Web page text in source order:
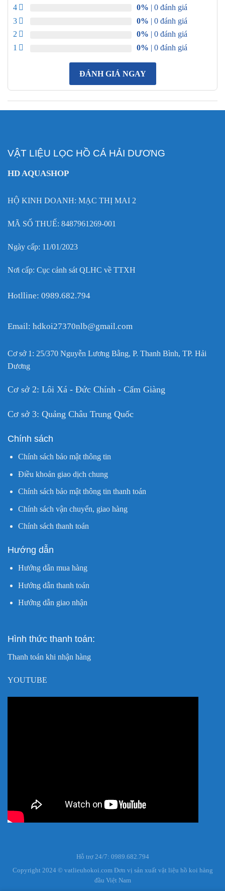
4
0% | 0 đánh giá
3
0% | 0 đánh giá
2
0% | 0 đánh giá
1
0% | 0 đánh giá
ĐÁNH GIÁ NGAY
VẬT LIỆU LỌC HỒ CÁ HẢI DƯƠNG
HD AQUASHOP
HỘ KINH DOANH: MẠC THỊ MAI 2
MÃ SỐ THUẾ: 8487961269-001
Ngày cấp: 11/01/2023
Nơi cấp: Cục cảnh sát QLHC về TTXH
Hotlline: 0989.682.794
Email: hdkoi27370nlb@gmail.com
Cơ sở 1: 25/370 Nguyễn Lương Bằng, P. Thanh Bình, TP. Hải
Dương
Cơ sở 2: Lôi Xá - Đức Chính - Cẩm Giàng
Cơ sở 3: Quảng Châu Trung Quốc
Chính sách
Chính sách bảo mật thông tin
Điều khoản giao dịch chung
Chính sách bảo mật thông tin thanh toán
Chính sách vận chuyển, giao hàng
Chính sách thanh toán
Hướng dẫn
Hướng dẫn mua hàng
Hướng dẫn thanh toán
Hướng dẫn giao nhận
Hình thức thanh toán:
Thanh toán khi nhận hàng
YOUTUBE
Hỗ trợ 24/7: 0989.682.794
Copyright 2024 © vatlieuhokoi.com Đơn vị sản xuất vật liệu hồ koi hàng
đầu Việt Nam